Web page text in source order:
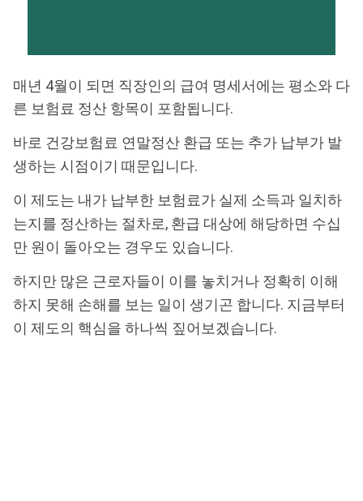
매년 4월이 되면 직장인의 급여 명세서에는 평소와 다
른 보험료 정산 항목이 포함됩니다.
바로 건강보험료 연말정산 환급 또는 추가 납부가 발
생하는 시점이기 때문입니다.
이 제도는 내가 납부한 보험료가 실제 소득과 일치하
는지를 정산하는 절차로, 환급 대상에 해당하면 수십
만 원이 돌아오는 경우도 있습니다.
하지만 많은 근로자들이 이를 놓치거나 정확히 이해
하지 못해 손해를 보는 일이 생기곤 합니다. 지금부터
이 제도의 핵심을 하나씩 짚어보겠습니다.